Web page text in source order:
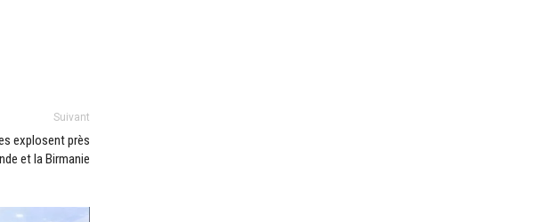
Suivant
explosent près
et la Birmanie